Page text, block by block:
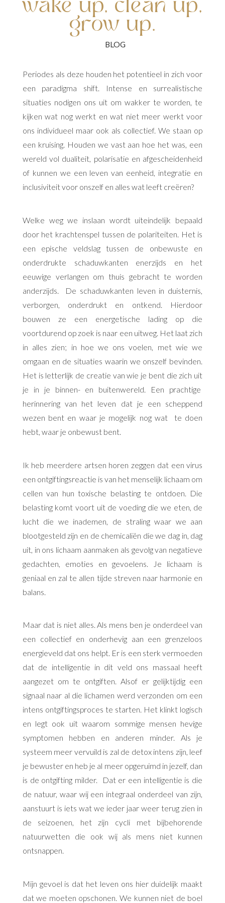
wake up, clean up,
grow up.
Periodes als deze houden het potentieel in zich voor
een paradigma shift. Intense en surrealistische
situaties nodigen ons uit om wakker te worden, te
kijken wat nog werkt en wat niet meer werkt voor
ons individueel maar ook als collectief. We staan op
een kruising. Houden we vast aan hoe het was, een
wereld vol dualiteit, polarisatie en afgescheidenheid
of kunnen we een leven van eenheid, integratie en
inclusiviteit voor onszelf en alles wat leeft creëren?
Welke weg we inslaan wordt uiteindelijk bepaald
door het krachtenspel tussen de polariteiten. Het is
een epische veldslag tussen de onbewuste en
onderdrukte schaduwkanten enerzijds en het
eeuwige verlangen om thuis gebracht te worden
anderzijds.
De schaduwkanten leven in duisternis,
verborgen, onderdrukt en ontkend. Hierdoor
bouwen ze een energetische lading op die
voortdurend op zoek is naar een uitweg. Het laat zich
in alles zien; in hoe we ons voelen, met wie we
omgaan en de situaties waarin we onszelf bevinden.
Het is letterlijk de creatie van wie je bent die zich uit
je in je binnen- en buitenwereld. Een prachtige
herinnering van het leven dat je een scheppend
wezen bent en waar je mogelijk nog wat
te doen
hebt, waar je onbewust bent.
Ik heb meerdere artsen horen zeggen dat een virus
een ontgiftingsreactie is van het menselijk lichaam om
cellen van hun toxische belasting te ontdoen. Die
belasting komt voort uit de voeding die we eten, de
lucht die we inademen, de straling waar we aan
blootgesteld zijn en de chemicaliën die we dag in, dag
uit, in ons lichaam aanmaken als gevolg van negatieve
gedachten, emoties en gevoelens. Je lichaam is
geniaal en zal te allen tijde streven naar harmonie en
balans.
Maar dat is niet alles. Als mens ben je onderdeel van
een collectief en onderhevig aan een grenzeloos
energieveld dat ons helpt. Er is een sterk vermoeden
dat de intelligentie in dit veld ons massaal heeft
aangezet om te ontgiften. Alsof er gelijktijdig een
signaal naar al die lichamen werd verzonden om een
intens ontgiftingsproces te starten. Het klinkt logisch
en legt ook uit waarom sommige mensen hevige
symptomen hebben en anderen minder. Als je
systeem meer vervuild is zal de detox intens zijn, leef
je bewuster en heb je al meer opgeruimd in jezelf, dan
is de ontgifting milder.
Dat er een intelligentie is die
de natuur, waar wij een integraal onderdeel van zijn,
aanstuurt is iets wat we ieder jaar weer terug zien in
de seizoenen, het zijn cycli met bijbehorende
natuurwetten die ook wij als mens niet kunnen
ontsnappen.
Mijn gevoel is dat het leven ons hier duidelijk maakt
dat we moeten opschonen. We kunnen niet de boel